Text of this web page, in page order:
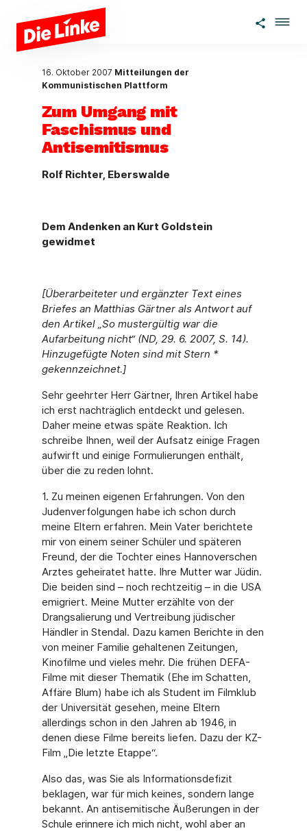
Zum Hauptinhalt springen
16. Oktober 2007 Mitteilungen der
Kommunistischen Plattform
Zum Umgang mit
Faschismus und
Antisemitismus
Rolf Richter, Eberswalde
Dem Andenken an Kurt Goldstein
gewidmet
[Überarbeiteter und ergänzter Text eines
Briefes an Matthias Gärtner als Antwort auf
den Artikel „So mustergültig war die
Aufarbeitung nicht“ (ND, 29. 6. 2007, S. 14).
Hinzugefügte Noten sind mit Stern *
gekennzeichnet.]
Sehr geehrter Herr Gärtner, Ihren Artikel habe
ich erst nachträglich entdeckt und gelesen.
Daher meine etwas späte Reaktion. Ich
schreibe Ihnen, weil der Aufsatz einige Fragen
aufwirft und einige Formulierungen enthält,
über die zu reden lohnt.
1. Zu meinen eigenen Erfahrungen. Von den
Judenverfolgungen habe ich schon durch
meine Eltern erfahren. Mein Vater berichtete
mir von einem seiner Schüler und späteren
Freund, der die Tochter eines Hannoverschen
Arztes geheiratet hatte. Ihre Mutter war Jüdin.
Die beiden sind – noch rechtzeitig – in die USA
emigriert. Meine Mutter erzählte von der
Drangsalierung und Vertreibung jüdischer
Händler in Stendal. Dazu kamen Berichte in den
von meiner Familie gehaltenen Zeitungen,
Kinofilme und vieles mehr. Die frühen DEFA-
Filme mit dieser Thematik (Ehe im Schatten,
Affäre Blum) habe ich als Student im Filmklub
der Universität gesehen, meine Eltern
allerdings schon in den Jahren ab 1946, in
denen diese Filme bereits liefen. Dazu der KZ-
Film „Die letzte Etappe“.
Also das, was Sie als Informationsdefizit
beklagen, war für mich keines, sondern lange
bekannt. An antisemitische Äußerungen in der
Schule erinnere ich mich nicht, wohl aber an